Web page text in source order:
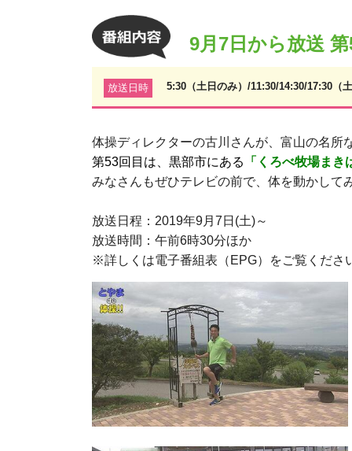
9月7日から放送
放送日時 5:30（土日のみ）/11:30/14:30/17:30
体操ディレクターの古川さんが、富山の名所
第53回目は、黒部市にある
「くろべ牧場まき
みなさんもぜひテレビの前で、体を動かして
放送日程：2019年9月7日(土)～
放送時間：午前6時30分ほか
※詳しくは電子番組表（EPG）をご覧くださ